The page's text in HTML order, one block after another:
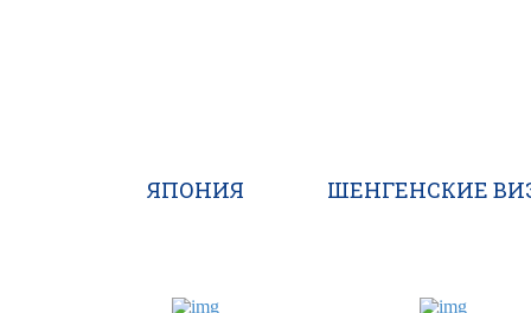
ЯПОНИЯ ШЕНГЕНСКИЕ